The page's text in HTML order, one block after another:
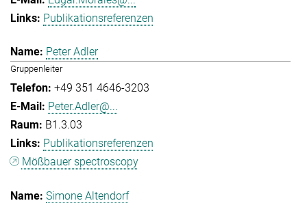
Publikationsreferenzen
Peter Adler
Gruppenleiter
+49 351 4646-3203
Peter.Adler@...
B1.3.03
Publikationsreferenzen
Mößbauer spectroscopy
Simone Altendorf